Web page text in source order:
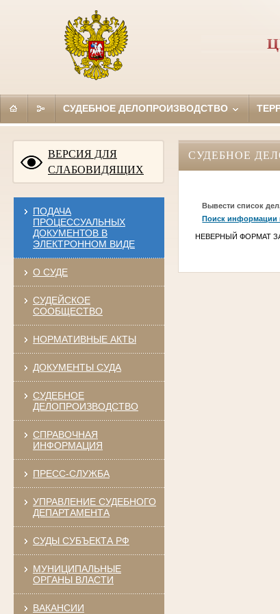
СУДЕБНОЕ ДЕЛОПРОИЗВОДСТВО
ВЕРСИЯ ДЛЯ
СЛАБОВИДЯЩИХ
ПОДАЧА
ПРОЦЕССУАЛЬНЫХ
ДОКУМЕНТОВ В
ЭЛЕКТРОННОМ ВИДЕ
О СУДЕ
СУДЕЙСКОЕ
СООБЩЕСТВО
НОРМАТИВНЫЕ АКТЫ
ДОКУМЕНТЫ СУДА
СУДЕБНОЕ
ДЕЛОПРОИЗВОДСТВО
СПРАВОЧНАЯ
ИНФОРМАЦИЯ
ПРЕСС-СЛУЖБА
УПРАВЛЕНИЕ СУДЕБНОГО
ДЕПАРТАМЕНТА
СУДЫ СУБЪЕКТА РФ
МУНИЦИПАЛЬНЫЕ
ОРГАНЫ ВЛАСТИ
ВАКАНСИИ
СУДЕБНОЕ
Вывести список
Поиск информации
НЕВЕРНЫЙ ФОРМАТ